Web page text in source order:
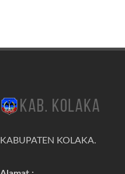
KABUPATEN KOLAKA.